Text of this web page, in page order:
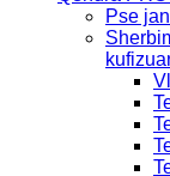
Pse